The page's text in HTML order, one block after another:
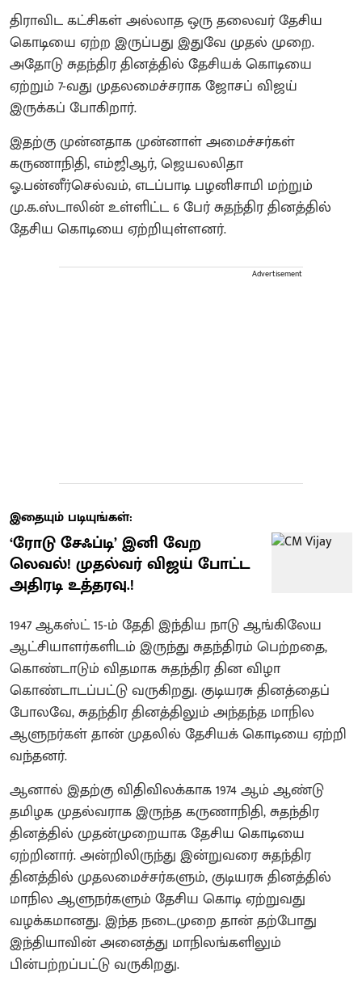
திராவிட கட்சிகள் அல்லாத ஒரு தலைவர் தேசிய
கொடியை ஏற்ற இருப்பது இதுவே முதல் முறை.
அதோடு சுதந்திர தினத்தில் தேசியக் கொடியை
ஏற்றும் 7-வது முதலமைச்சராக ஜோசப் விஜய்
இருக்கப் போகிறார்.
இதற்கு முன்னதாக முன்னாள் அமைச்சர்கள்
கருணாநிதி, எம்ஜிஆர், ஜெயலலிதா
ஓ.பன்னீர்செல்வம், எடப்பாடி பழனிசாமி மற்றும்
மு.க.ஸ்டாலின் உள்ளிட்ட 6 பேர் சுதந்திர தினத்தில்
தேசிய கொடியை ஏற்றியுள்ளனர்.
Advertisement
இதையும் படியுங்கள்:
​‘ரோடு சேஃப்டி’ இனி வேற
லெவல்! முதல்வர் விஜய் போட்ட
அதிரடி உத்தரவு.!
1947 ஆகஸ்ட் 15-ம் தேதி இந்திய நாடு ஆங்கிலேய
ஆட்சியாளர்களிடம் இருந்து சுதந்திரம் பெற்றதை,
கொண்டாடும் விதமாக சுதந்திர தின விழா
கொண்டாடப்பட்டு வருகிறது. குடியரசு தினத்தைப்
போலவே, சுதந்திர தினத்திலும் அந்தந்த மாநில
ஆளுநர்கள் தான் முதலில் தேசியக் கொடியை ஏற்றி
வந்தனர்.
ஆனால் இதற்கு விதிவிலக்காக 1974 ஆம் ஆண்டு
தமிழக முதல்வராக இருந்த கருணாநிதி, சுதந்திர
தினத்தில் முதன்முறையாக தேசிய கொடியை
ஏற்றினார். அன்றிலிருந்து இன்றுவரை சுதந்திர
தினத்தில் முதலமைச்சர்களும், குடியரசு தினத்தில்
மாநில ஆளுநர்களும் தேசிய கொடி ஏற்றுவது
வழக்கமானது. இந்த நடைமுறை தான் தற்போது
இந்தியாவின் அனைத்து மாநிலங்களிலும்
பின்பற்றப்பட்டு வருகிறது.